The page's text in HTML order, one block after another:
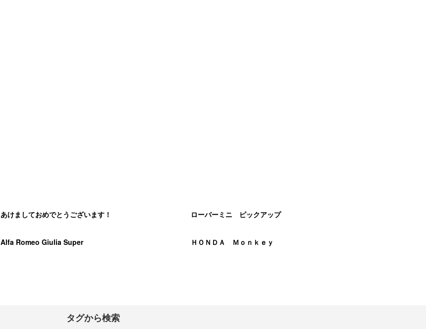
あけましておめでとうございます！ ローバーミニ ピックアップ
Alfa Romeo Giulia Super ＨＯＮＤＡ Ｍｏｎｋｅｙ
タグから検索